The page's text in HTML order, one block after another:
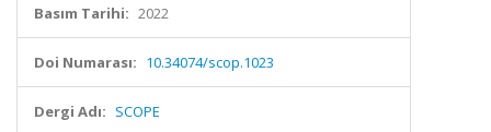
Basım Tarihi: 2022
Doi Numarası: 10.34074/scop.1023
Dergi Adı: SCOPE